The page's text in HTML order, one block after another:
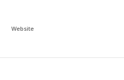
Website